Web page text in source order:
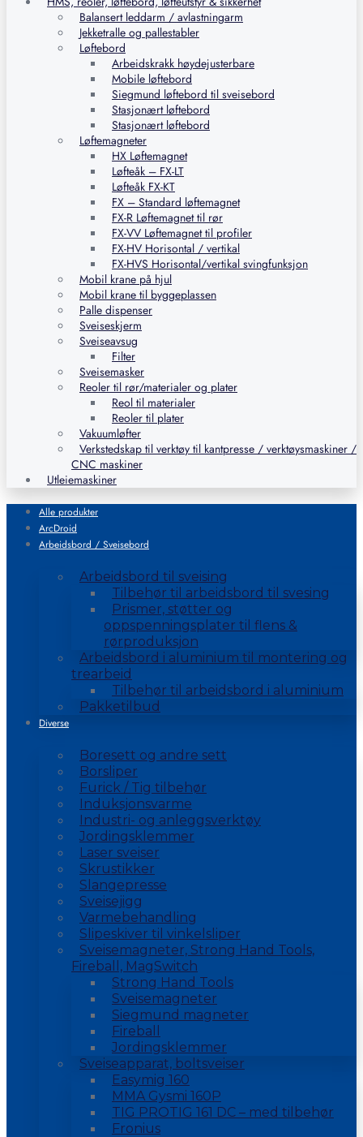
Balansert leddarm / avlastningarm
Jekketralle og pallestabler
Løftebord
Arbeidskrakk høydejusterbare
Mobile løftebord
Siegmund løftebord til sveisebord
Stasjonært løftebord
Stasjonært løftebord
Løftemagneter
HX Løftemagnet
Løfteåk – FX-LT
Løfteåk FX-KT
FX – Standard løftemagnet
FX-R Løftemagnet til rør
FX-VV Løftemagnet til profiler
FX-HV Horisontal / vertikal
FX-HVS Horisontal/vertikal svingfunksjon
Mobil krane på hjul
Mobil krane til byggeplassen
Palle dispenser
Sveiseskjerm
Sveiseavsug
Filter
Sveisemasker
Reoler til rør/materialer og plater
Reol til materialer
Reoler til plater
Vakuumløfter
Verkstedskap til verktøy til kantpresse / verktøysmaskiner /
CNC maskiner
Utleiemaskiner
Alle produkter
ArcDroid
Arbeidsbord / Sveisebord
Arbeidsbord til sveising
Tilbehør til arbeidsbord til svesing
Prismer, støtter og
oppspenningsplater til flens &
rørproduksjon
Arbeidsbord i aluminium til montering og
trearbeid
Tilbehør til arbeidsbord i aluminium
Pakketilbud
Diverse
Boresett og andre sett
Borsliper
Furick / Tig tilbehør
Induksjonsvarme
Industri- og anleggsverktøy
Jordingsklemmer
Laser sveiser
Skrustikker
Slangepresse
Sveisejigg
Varmebehandling
Slipeskiver til vinkelsliper
Sveisemagneter, Strong Hand Tools,
Fireball, MagSwitch
Strong Hand Tools
Sveisemagneter
Siegmund magneter
Fireball
Jordingsklemmer
Sveiseapparat, boltsveiser
Easymig 160
MMA Gysmi 160P
TIG PROTIG 161 DC – med tilbehør
Fronius